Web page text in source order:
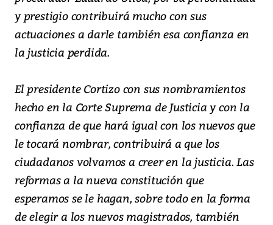
y prestigio contribuirá mucho con sus
actuaciones a darle también esa confianza en
la justicia perdida.
El presidente Cortizo con sus nombramientos
hecho en la Corte Suprema de Justicia y con la
confianza de que hará igual con los nuevos que
le tocará nombrar, contribuirá a que los
ciudadanos volvamos a creer en la justicia. Las
reformas a la nueva constitución que
esperamos se le hagan, sobre todo en la forma
de elegir a los nuevos magistrados, también